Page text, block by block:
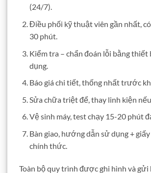
(24/7).
Điều phối kỹ thuật viên gần nhất,
30 phút.
Kiểm tra – chẩn đoán lỗi bằng thiết
dụng.
Báo giá chi tiết, thống nhất trước
Sửa chữa triệt để, thay linh kiện nếu
Vệ sinh máy, test chạy 15-20 phút
Bàn giao, hướng dẫn sử dụng +
chính thức.
Toàn bộ quy trình được ghi hình và gửi